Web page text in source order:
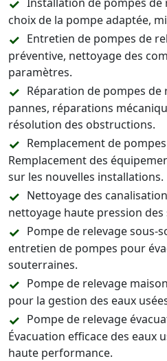
choix de la pompe adaptée,
Entretien de pompes de
préventive, nettoyage des
paramètres.
Réparation de pompes de
pannes, réparations
résolution des obstructions.
Remplacement de
Remplacement des
sur les nouvelles installations.
Nettoyage des
nettoyage haute pression
Pompe de relevage sous-
entretien de pompes pour
souterraines.
Pompe de relevage
pour la gestion des eaux
Pompe de relevage
Évacuation efficace des eaux
haute performance.